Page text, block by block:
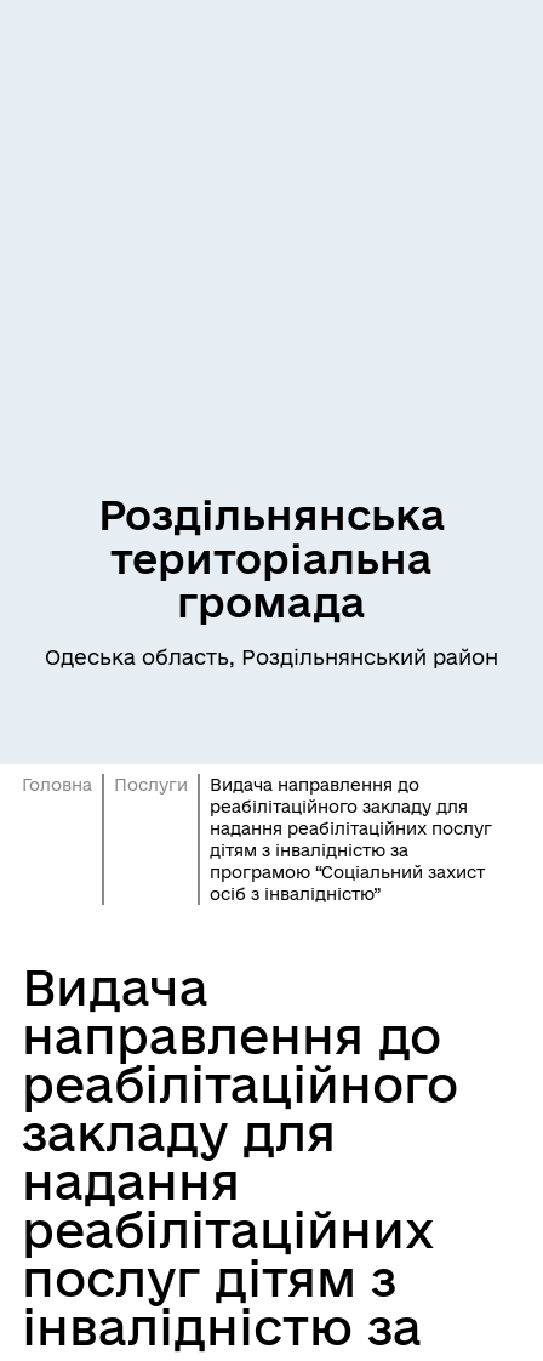
Роздільнянська
територіальна
громада
Одеська область, Роздільнянський район
Головна Послуги
Видача направлення до
реабілітаційного закладу для
надання реабілітаційних послуг
дітям з інвалідністю за
програмою “Соціальний захист
осіб з інвалідністю”
Видача
направлення до
реабілітаційного
закладу для
надання
реабілітаційних
послуг дітям з
інвалідністю за